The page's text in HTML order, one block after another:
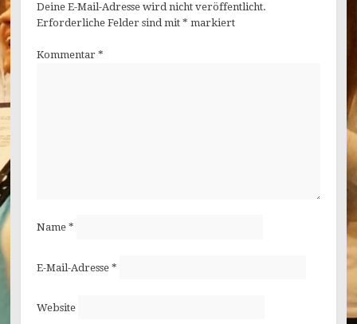
Deine E-Mail-Adresse wird nicht veröffentlicht.
Erforderliche Felder sind mit * markiert
Kommentar *
Name *
E-Mail-Adresse *
Website